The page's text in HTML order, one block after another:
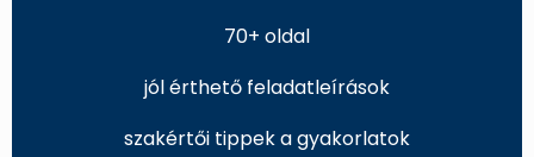
70+ oldal
jól érthető feladatleírások
szakértői tippek a gyakorlatok